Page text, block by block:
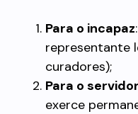
Para o incapaz
representante
curadores);
Para o
exerce